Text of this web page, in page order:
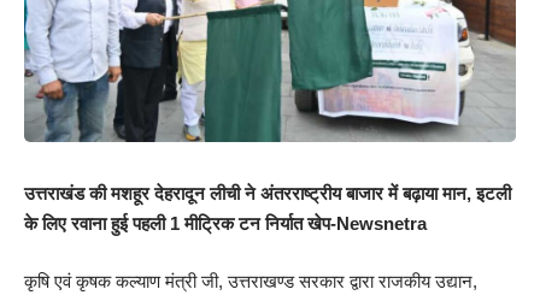
उत्तराखंड की मशहूर देहरादून लीची ने अंतरराष्ट्रीय बाजार में बढ़ाया मान, इटली
के लिए रवाना हुई पहली 1 मीट्रिक टन निर्यात खेप-Newsnetra
कृषि एवं कृषक कल्याण मंत्री जी, उत्तराखण्ड सरकार द्वारा राजकीय उद्यान,